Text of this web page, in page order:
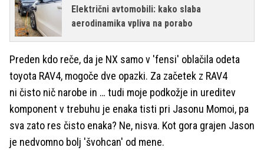
Električni avtomobili: kako slaba
aerodinamika vpliva na porabo
Preden kdo reče, da je NX samo v 'fensi' oblačila odeta
toyota RAV4, mogoče dve opazki. Za začetek z RAV4
ni čisto nič narobe in … tudi moje podkožje in ureditev
komponent v trebuhu je enaka tisti pri Jasonu Momoi, pa
sva zato res čisto enaka? Ne, nisva. Kot gora grajen Jason
je nedvomno bolj 'švohcan' od mene.